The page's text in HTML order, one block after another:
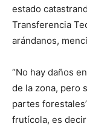
estado
Transferencia
arándanos,
“No hay daños
de la zona, pero
partes
frutícola, es